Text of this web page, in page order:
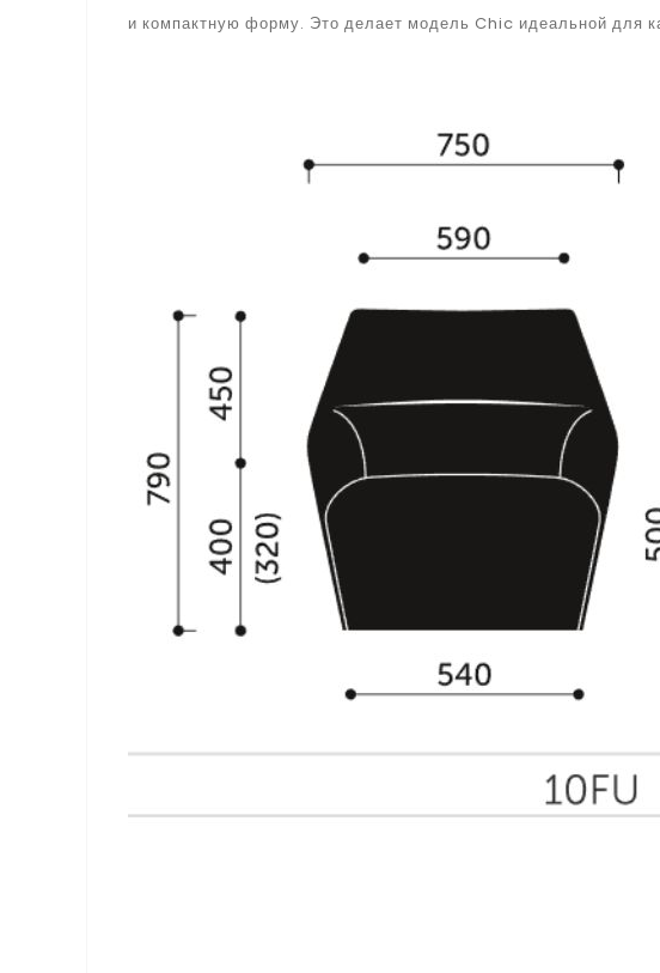
и компактную форму. Это делает модель Chic идеальной для